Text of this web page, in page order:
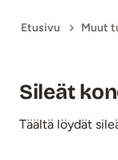
Etusivu Muut
Sileät
Täältä löydät